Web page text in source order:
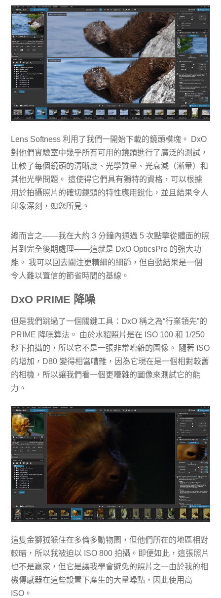
Lens Softness 利用了我們一開始下載的鏡頭模塊。 DxO
對他們實驗室中幾乎所有可用的鏡頭進行了廣泛的測試，
比較了每個鏡頭的清晰度、光學質量、光衰減（漸暈）和
其他光學問題。 這使得它們具有獨特的資格，可以根據
用於拍攝照片的確切鏡頭的特性應用銳化，並且結果令人
印象深刻，如您所見。
總而言之——我在大約 3 分鐘內通過 5 次點擊從體面的照
片到完全後期處理——這就是 DxO OpticsPro 的強大功
能。 我可以回去關注更精細的細節，但自動結果是一個
令人難以置信的節省時間的基線。
DxO PRIME 降噪
但是我們跳過了一個關鍵工具：DxO 稱之為“行業領先”的
PRIME 降噪算法。 由於水貂照片是在 ISO 100 和 1/250
秒下拍攝的，所以它不是一張非常嘈雜的圖像。 隨著 ISO
的增加，D80 變得相當嘈雜，因為它現在是一個相對較舊
的相機，所以讓我們看一個更嘈雜的圖像來測試它的能
力。
這隻金獅狨猴住在多倫多動物園，但他們所在的地區相對
較暗，所以我被迫以 ISO 800 拍攝。即便如此，這張照片
也不是贏家，但它是讓我學會避免的照片之一由於我的相
機傳感器在這些設置下產生的大量噪點，因此使用高
ISO。